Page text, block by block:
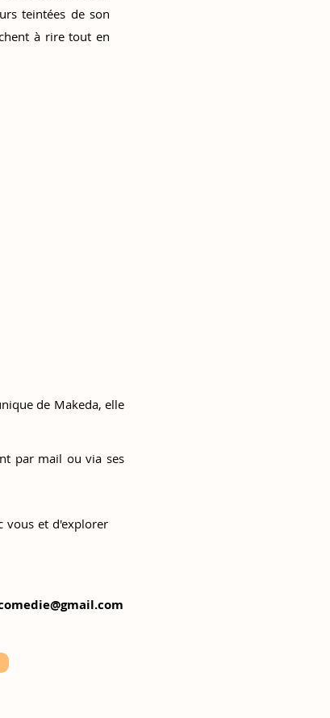
teintées de son
à rire tout en
de Makeda, elle
par mail ou via ses
vous et d'explorer